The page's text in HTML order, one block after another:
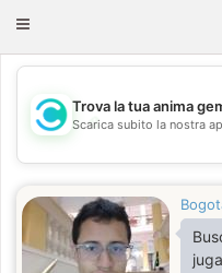
Toggle
💖
Trova la tua anima
Scarica subito la nostra